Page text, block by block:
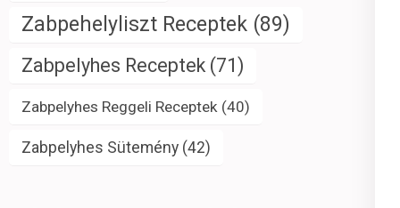
Zabpehelyliszt Receptek (89)
Zabpelyhes Receptek (71)
Zabpelyhes Reggeli Receptek (40)
Zabpelyhes Sütemény (42)